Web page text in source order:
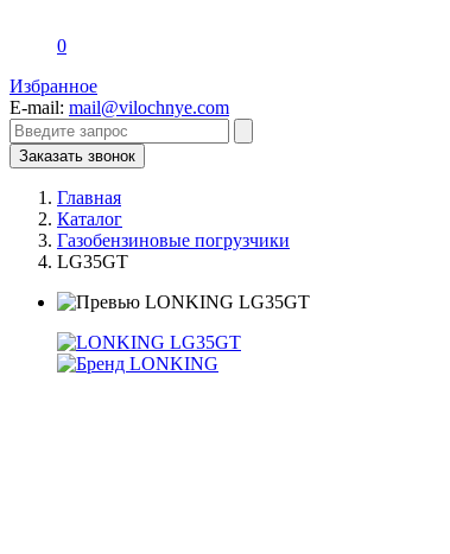
0
Избранное
E-mail: mail@vilochnye.com
Заказать звонок
Главная
Каталог
Газобензиновые погрузчики
LG35GT